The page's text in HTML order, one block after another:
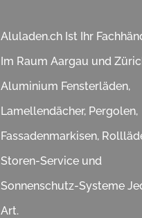
Aluladen.ch Ist Ihr
Im Raum Aargau und
Aluminium Fensterläden,
Lamellendächer, Pergolen,
Fassadenmarkisen,
Storen-Service und
Sonnenschutz-Systeme
Art.